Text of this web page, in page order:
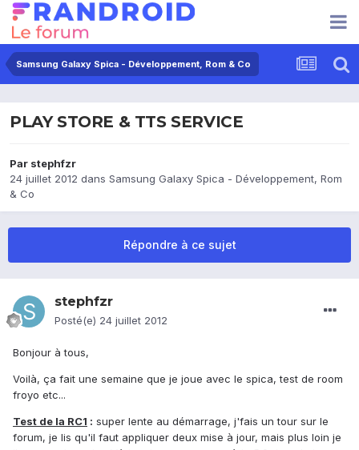
Samsung Galaxy Spica - Développement, Rom & Co
PLAY STORE & TTS SERVICE
Par stephfzr
24 juillet 2012 dans Samsung Galaxy Spica - Développement, Rom
& Co
Répondre à ce sujet
stephfzr
Posté(e) 24 juillet 2012
Bonjour à tous,
Voilà, ça fait une semaine que je joue avec le spica, test de room
froyo etc...
Test de la RC1 : super lente au démarrage, j'fais un tour sur le
forum, je lis qu'il faut appliquer deux mise à jour, mais plus loin je